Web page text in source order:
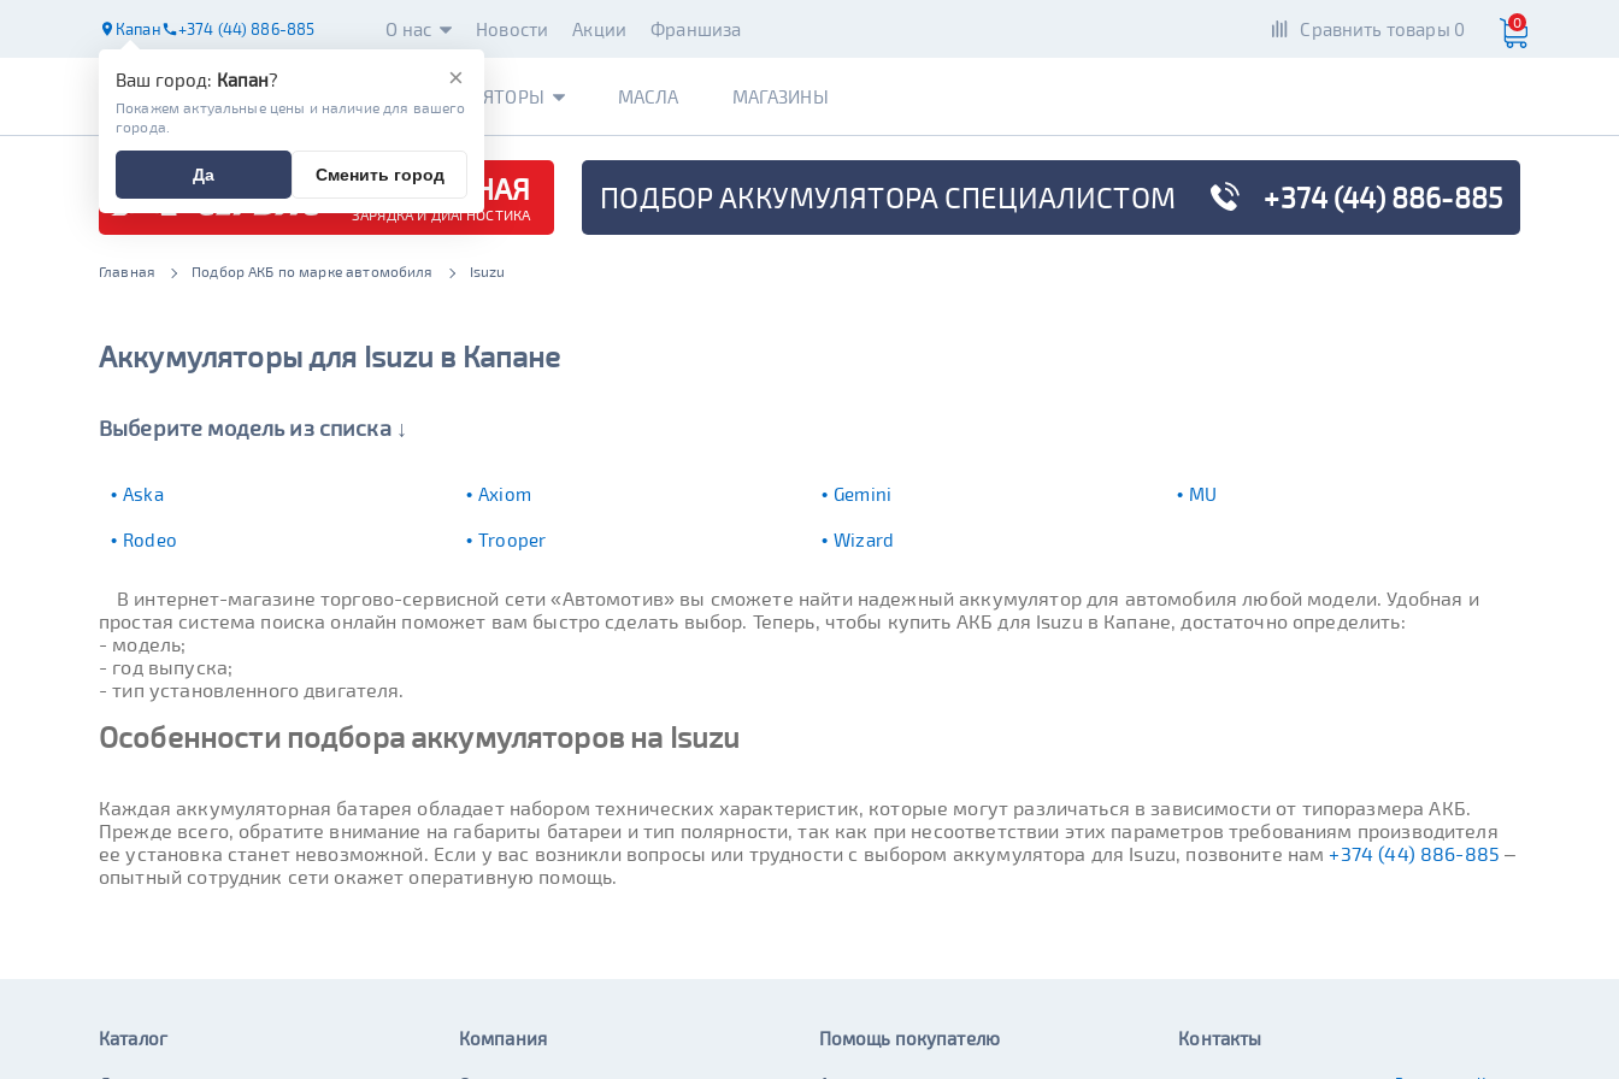
Капан +374 (44) 886-885 О нас Новости Акции Франшиза Сравнить товары 0 0
АККУМУЛЯТОРЫ МАСЛА МАГАЗИНЫ
БЕСПЛАТНАЯ
ЗАРЯДКА И ДИАГНОСТИКА ПОДБОР АККУМУЛЯТОРА СПЕЦИАЛИСТОМ +374 (44) 886-885
Главная Подбор АКБ по марке автомобиля Isuzu
Аккумуляторы для Isuzu в Капане
Выберите модель из списка ↓
Aska Axiom Gemini MU
Rodeo Trooper Wizard
В интернет-магазине торгово-сервисной сети «Автомотив» вы сможете найти надежный аккумулятор для автомобиля любой модели. Удобная и
простая система поиска онлайн поможет вам быстро сделать выбор. Теперь, чтобы купить АКБ для Isuzu в Капане, достаточно определить:
- модель;
- год выпуска;
- тип установленного двигателя.
Особенности подбора аккумуляторов на Isuzu
Каждая аккумуляторная батарея обладает набором технических характеристик, которые могут различаться в зависимости от типоразмера АКБ.
Прежде всего, обратите внимание на габариты батареи и тип полярности, так как при несоответствии этих параметров требованиям производителя
ее установка станет невозможной. Если у вас возникли вопросы или трудности с выбором аккумулятора для Isuzu, позвоните нам+374 (44) 886-885 –
опытный сотрудник сети окажет оперативную помощь.
×
Ваш город: Капан?
Покажем актуальные цены и наличие для вашего
города.
Да Сменить город
Каталог Компания Помощь покупателю Контакты